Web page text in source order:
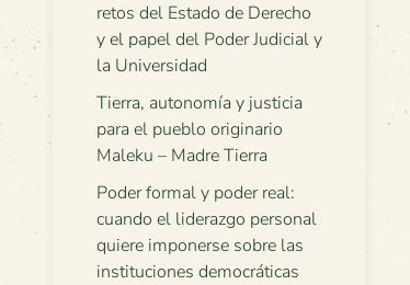
retos del Estado de Derecho
y el papel del Poder Judicial y
la Universidad
Tierra, autonomía y justicia
para el pueblo originario
Maleku – Madre Tierra
Poder formal y poder real:
cuando el liderazgo personal
quiere imponerse sobre las
instituciones democráticas